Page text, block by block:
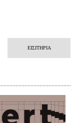
ΕΙΣΙΤΗΡΙΑ